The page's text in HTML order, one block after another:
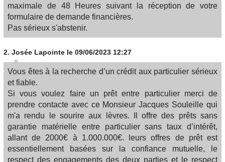
maximale de 48 Heures suivant la réception de votre
formulaire de demande financières.
Pas sérieux s'abstenir.
2. Josée Lapointe le 09/06/2023 12:27
Vous êtes à la recherche d’un crédit aux particulier sérieux
et fiable.
Si vous voulez faire un prêt entre particulier merci de
prendre contacte avec ce Monsieur Jacques Souleille qui
m'a rendu le sourire aux lèvres. Il offre des prêts sans
garantie matérielle entre particulier sans taux d’intérêt,
allant de 2000€ à 1.000.000€. leurs offres de prêt est
essentiellement basées sur la confiance mutuelle, le
respect des engagements des deux parties et le respect